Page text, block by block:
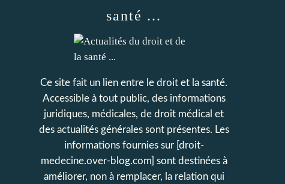
santé ...
Ce site fait un lien entre le droit et la santé.
Accessible à tout public, des informations
juridiques, médicales, de droit médical et
des actualités générales sont présentes. Les
informations fournies sur [droit-
medecine.over-blog.com] sont destinées à
améliorer, non à remplacer, la relation qui